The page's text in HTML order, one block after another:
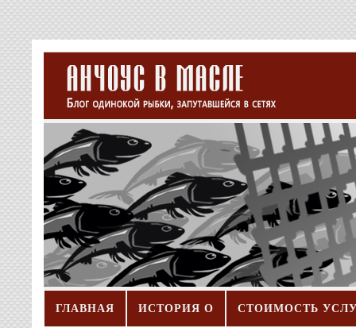
ГЛАВНАЯ ИСТОРИЯ О СТОИМОСТЬ